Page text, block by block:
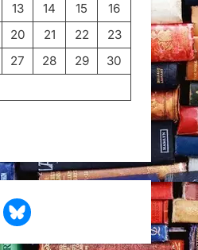
13 14 15
16
20 21 22
23
27 28 29
30